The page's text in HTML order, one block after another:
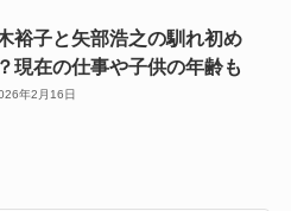
裕子と矢部浩之の馴れ初め
現在の仕事や子供の年齢も
年2月16日